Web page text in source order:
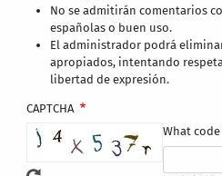
No se admitirán comentarios
españolas o buen uso.
El administrador podrá
apropiados, intentando
libertad de expresión.
CAPTCHA
What